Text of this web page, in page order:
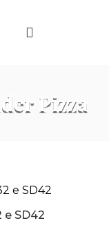
Pizza
e SD42